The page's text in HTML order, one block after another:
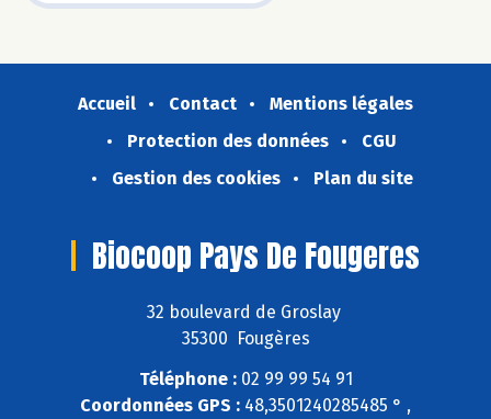
Accueil Contact
Mentions légales
Protection des données
CGU
Gestion des cookies
Plan du site
Biocoop Pays De Fougeres
32 boulevard de Groslay
35300 Fougères
Téléphone :02 99 99 54 91
Coordonnées GPS : 48,3501240285485 ° ,